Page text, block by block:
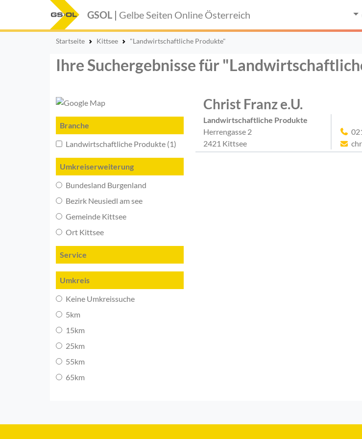
GSOL | Gelbe Seiten Online Österreich
Startseite Kittsee "Landwirtschaftliche Produkte"
Ihre Suchergebnisse für
Branche
Landwirtschaftliche Produkte (1)
Umkreiserweiterung
Bundesland Burgenland
Bezirk Neusiedl am see
Gemeinde Kittsee
Ort Kittsee
Service
Umkreis
Keine Umkreissuche
5km
15km
25km
55km
65km
Christ Franz e.U.
Landwirtschaftliche Produkte
Herrengasse 2
2421 Kittsee